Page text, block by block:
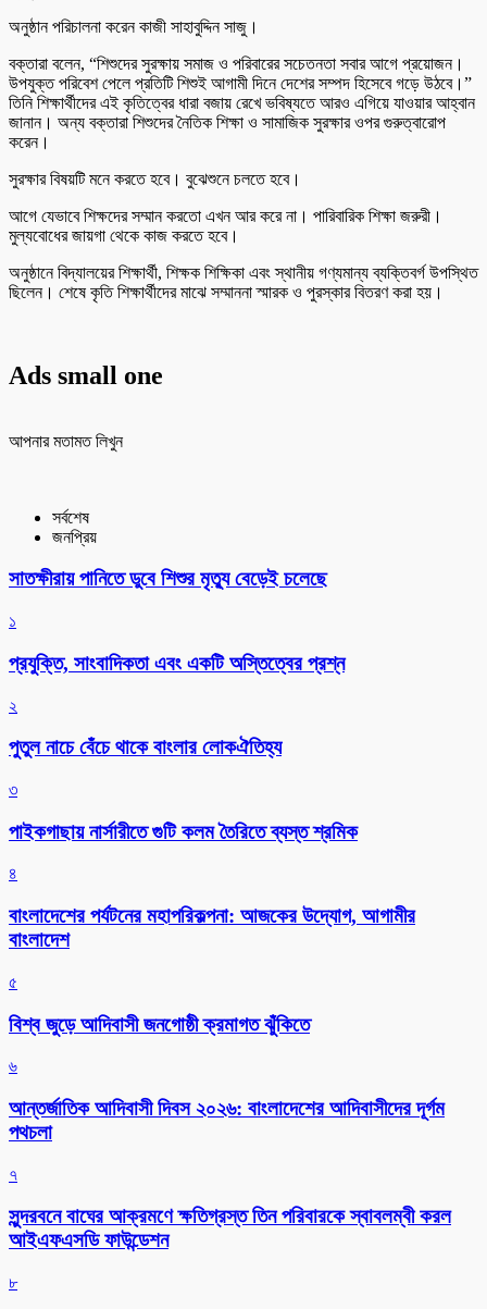
অনুষ্ঠান পরিচালনা করেন কাজী সাহাবুদ্দিন সাজু।
বক্তারা বলেন, “শিশুদের সুরক্ষায় সমাজ ও পরিবারের সচেতনতা সবার আগে প্রয়োজন।
উপযুক্ত পরিবেশ পেলে প্রতিটি শিশুই আগামী দিনে দেশের সম্পদ হিসেবে গড়ে উঠবে।”
তিনি শিক্ষার্থীদের এই কৃতিত্বের ধারা বজায় রেখে ভবিষ্যতে আরও এগিয়ে যাওয়ার আহ্বান
জানান। অন্য বক্তারা শিশুদের নৈতিক শিক্ষা ও সামাজিক সুরক্ষার ওপর গুরুত্বারোপ
করেন।
সুরক্ষার বিষয়টি মনে করতে হবে। বুঝেশুনে চলতে হবে।
আগে যেভাবে শিক্ষদের সম্মান করতো এখন আর করে না। পারিবারিক শিক্ষা জরুরী।
মুল্যবোধের জায়গা থেকে কাজ করতে হবে।
অনুষ্ঠানে বিদ্যালয়ের শিক্ষার্থী, শিক্ষক শিক্ষিকা এবং স্থানীয় গণ্যমান্য ব্যক্তিবর্গ উপস্থিত
ছিলেন। শেষে কৃতি শিক্ষার্থীদের মাঝে সম্মাননা স্মারক ও পুরস্কার বিতরণ করা হয়।
Ads small one
আপনার মতামত লিখুন
সর্বশেষ
জনপ্রিয়
সাতক্ষীরায় পানিতে ডুবে শিশুর মৃত্যু বেড়েই চলেছে
১
প্রযুক্তি, সাংবাদিকতা এবং একটি অস্তিত্বের প্রশ্ন
২
পুতুল নাচে বেঁচে থাকে বাংলার লোকঐতিহ্য
৩
পাইকগাছায় নার্সারীতে গুটি কলম তৈরিতে ব্যস্ত শ্রমিক
৪
বাংলাদেশের পর্যটনের মহাপরিকল্পনা: আজকের উদ্যোগ, আগামীর
বাংলাদেশ
৫
বিশ্ব জুড়ে আদিবাসী জনগোষ্ঠী ক্রমাগত ঝুঁকিতে
৬
আন্তর্জাতিক আদিবাসী দিবস ২০২৬: বাংলাদেশের আদিবাসীদের দূর্গম
পথচলা
৭
সুন্দরবনে বাঘের আক্রমণে ক্ষতিগ্রস্ত তিন পরিবারকে স্বাবলম্বী করল
আইএফএসডি ফাউন্ডেশন
৮